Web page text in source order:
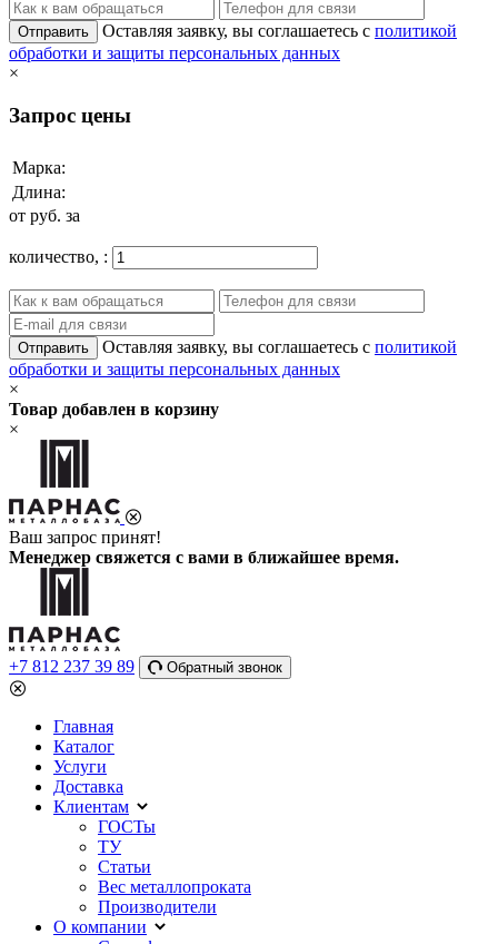
Отправить Оставляя заявку, вы соглашаетесь с политикой
обработки и защиты персональных данных
×
Запрос цены
Марка:
Длина:
от руб. за
количество, :
Отправить Оставляя заявку, вы соглашаетесь с политикой
обработки и защиты персональных данных
×
Товар добавлен в корзину
×
Ваш запрос принят!
Менеджер свяжется с вами в ближайшее время.
+7 812 237 39 89 Обратный звонок
Главная
Каталог
Услуги
Доставка
Клиентам
ГОСТы
ТУ
Статьи
Вес металлопроката
Производители
О компании